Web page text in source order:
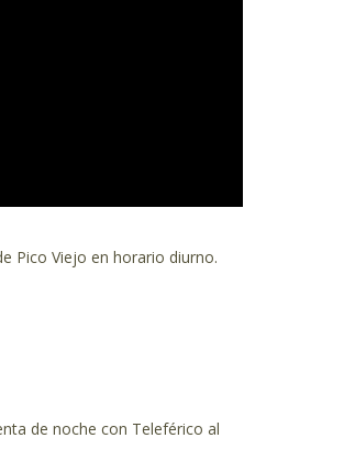
Pico Viejo en horario diurno.
de noche con Teleférico al